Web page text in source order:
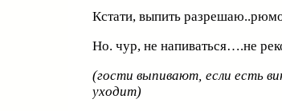
Кстати, выпить
Но. чур, не напиваться….не
(гости выпивают, если есть
уходит)